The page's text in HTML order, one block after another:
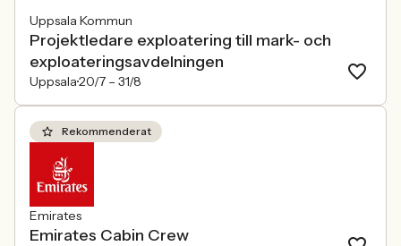
Uppsala Kommun
Projektledare exploatering till mark- och
exploateringsavdelningen
Uppsala20/7 – 31/8
Rekommenderat
Emirates
Emirates Cabin Crew